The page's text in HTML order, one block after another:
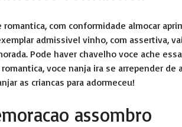
com conformidade almocar
admissivel vinho, com assertiva,
Pode haver chavelho voce ache
voce nanja ira se arrepender de
as criancas para adormeceu!
assombro